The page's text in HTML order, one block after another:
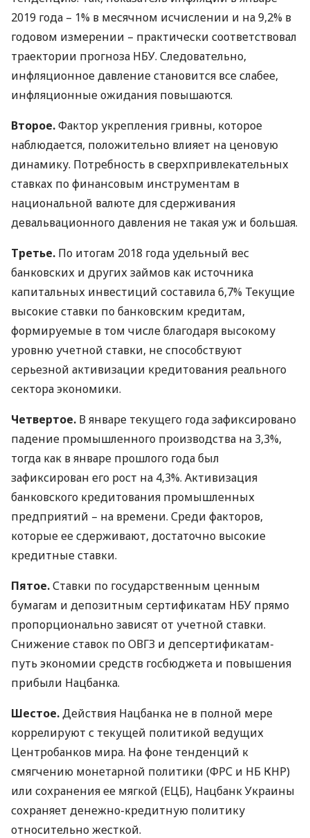
2019 года – 1% в месячном исчислении и на 9,2% в
годовом измерении – практически соответствовал
траектории прогноза НБУ. Следовательно,
инфляционное давление становится все слабее,
инфляционные ожидания повышаются.
Второе.Фактор укрепления гривны, которое
наблюдается, положительно влияет на ценовую
динамику. Потребность в сверхпривлекательных
ставках по финансовым инструментам в
национальной валюте для сдерживания
девальвационного давления не такая уж и большая.
Третье. По итогам 2018 года удельный вес
банковских и других займов как источника
капитальных инвестиций составила 6,7% Текущие
высокие ставки по банковским кредитам,
формируемые в том числе благодаря высокому
уровню учетной ставки, не способствуют
серьезной активизации кредитования реального
сектора экономики.
Четвертое. В январе текущего года зафиксировано
падение промышленного производства на 3,3%,
тогда как в январе прошлого года был
зафиксирован его рост на 4,3%. Активизация
банковского кредитования промышленных
предприятий – на времени. Среди факторов,
которые ее сдерживают, достаточно высокие
кредитные ставки.
Пятое.Ставки по государственным ценным
бумагам и депозитным сертификатам НБУ прямо
пропорционально зависят от учетной ставки.
Снижение ставок поОВГЗ и депсертификатам-
путь экономии средств госбюджета и повышения
прибыли Нацбанка.
Шестое.Действия Нацбанка не в полной мере
коррелируют с текущей политикой ведущих
Центробанков мира. На фоне тенденций к
смягчению монетарной политики (ФРС и НБ КНР)
или сохранения ее мягкой (ЕЦБ), Нацбанк Украины
сохраняет денежно-кредитную политику
относительно жесткой.